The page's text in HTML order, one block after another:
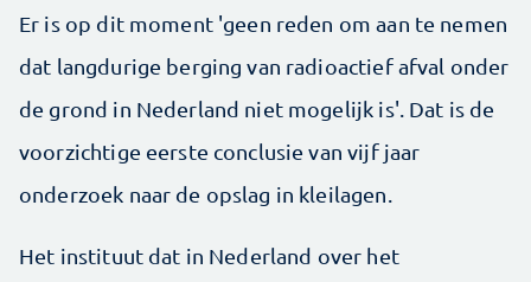
Er is op dit moment 'geen reden om aan te nemen
dat langdurige berging van radioactief afval onder
de grond in Nederland niet mogelijk is'. Dat is de
voorzichtige eerste conclusie van vijf jaar
onderzoek naar de opslag in kleilagen.
Het instituut dat in Nederland over het